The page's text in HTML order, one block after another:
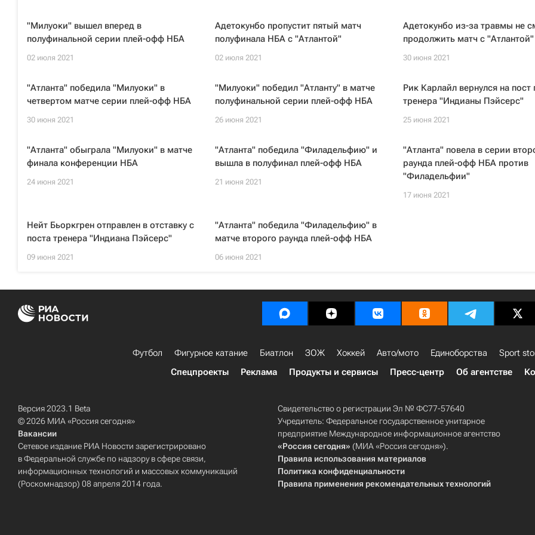
"Милуоки" вышел вперед в
полуфинальной серии плей-офф НБА
02 июля 2021
Адетокунбо пропустит пятый матч
полуфинала НБА с "Атлантой"
02 июля 2021
Адетокунбо из-за травмы не
продолжить матч с "Атлантой"
30 июня 2021
"Атланта" победила "Милуоки" в
четвертом матче серии плей-офф НБА
30 июня 2021
"Милуоки" победил "Атланту" в матче
полуфинальной серии плей-офф НБА
26 июня 2021
Рик Карлайл вернулся на пост
тренера "Индианы Пэйсерс"
25 июня 2021
"Атланта" обыграла "Милуоки" в матче
финала конференции НБА
24 июня 2021
"Атланта" победила "Филадельфию" и
вышла в полуфинал плей-офф НБА
21 июня 2021
"Атланта" повела в серии
раунда плей-офф НБА против
"Филадельфии"
17 июня 2021
Нейт Бьоркгрен отправлен в отставку с
поста тренера "Индиана Пэйсерс"
09 июня 2021
"Атланта" победила "Филадельфию" в
матче второго раунда плей-офф НБА
06 июня 2021
Футбол Фигурное катание Биатлон ЗОЖ Хоккей Авто/мото Единоборства Sport
Спецпроекты
Реклама Продукты и сервисы Пресс-центр Об агентстве
Версия 2023.1 Beta
© 2026 МИА «Россия сегодня»
Вакансии
Сетевое издание РИА Новости зарегистрировано
в Федеральной службе по надзору в сфере связи,
информационных технологий и массовых коммуникаций
(Роскомнадзор) 08 апреля 2014 года.
Свидетельство о регистрации Эл № ФС77-57640
Учредитель: Федеральное государственное унитарное
предприятие Международное информационное агентство
«Россия сегодня» (МИА «Россия сегодня»).
Правила использования материалов
Политика конфиденциальности
Правила применения рекомендательных технологий